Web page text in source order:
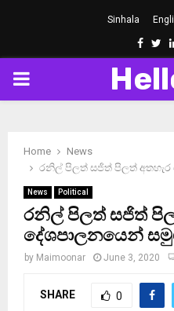
Sinhala
PRIMARY
Home
News
රනිල් පිලත් සජිත් පිලත්
News Political
රනිල් පිලත් සජිත්
දේශපාලනයෙන්
by Maimoonar June 3, 2020
SHARE 0